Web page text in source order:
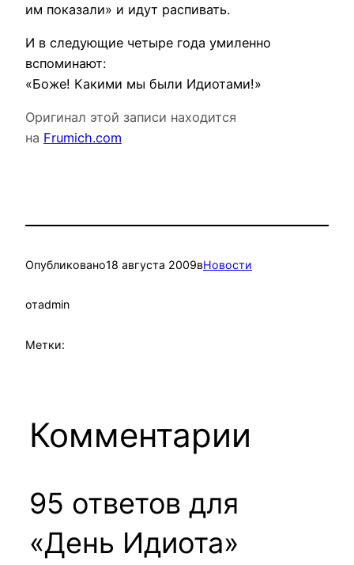
им показали» и идут распивать.
И в следующие четыре года умиленно
вспоминают:
«Боже! Какими мы были Идиотами!»
Оригинал этой записи находится
на Frumich.com
Опубликовано18 августа 2009вНовости
отadmin
Метки:
Комментарии
95 ответов для
«День Идиота»